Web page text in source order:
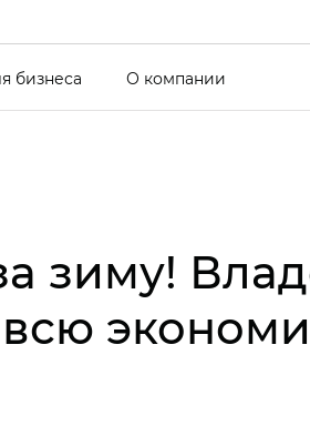
бизнеса О компании
зиму!
всю